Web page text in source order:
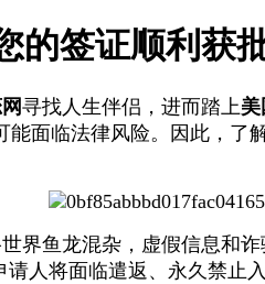
的签证顺利获
寻找人生伴侣，进而踏上
能面临法律风险。因此，了
界鱼龙混杂，虚假信息和
人将面临遣返、永久禁止